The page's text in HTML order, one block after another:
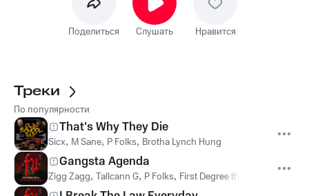
Поделиться Слушать Нравится
Треки
По популярности
That's Why They Die
Sicx, M Sane, P Folks, Brotha Lynch Hung
Gangsta Agenda
Zigg Zagg, Tallcann G, P Folks, First Degree the D.E.